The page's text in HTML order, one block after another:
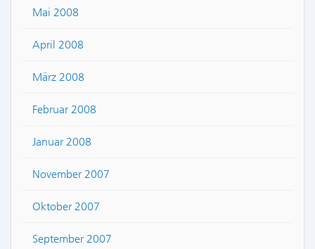
Mai 2008
April 2008
März 2008
Februar 2008
Januar 2008
November 2007
Oktober 2007
September 2007